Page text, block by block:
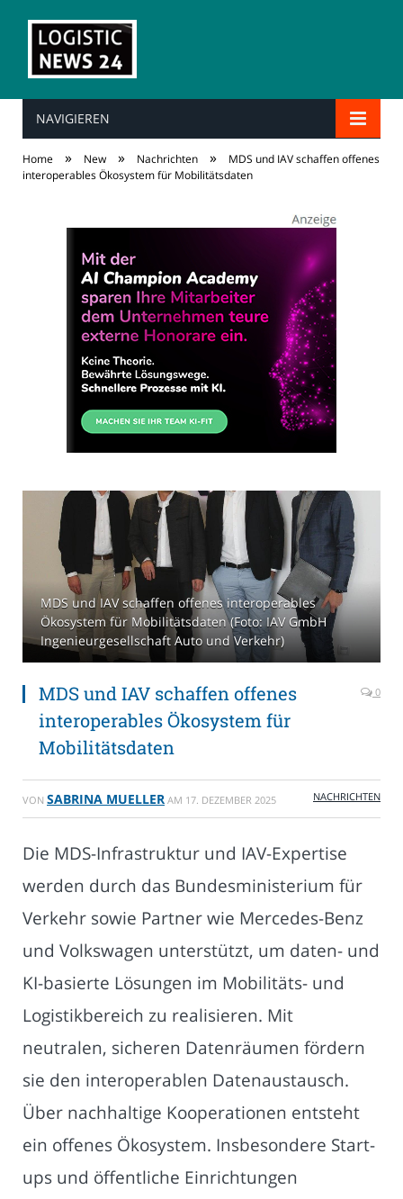
NAVIGIEREN
Home » New » Nachrichten »
MDS und IAV schaffen offenes
interoperables Ökosystem für Mobilitätsdaten
MDS und IAV schaffen offenes interoperables
Ökosystem für Mobilitätsdaten (Foto: IAV GmbH
Ingenieurgesellschaft Auto und Verkehr)
MDS und IAV schaffen offenes
interoperables Ökosystem für
Mobilitätsdaten
0
VON SABRINA MUELLER AM 17. DEZEMBER 2025 NACHRICHTEN
Die MDS-Infrastruktur und IAV-Expertise
werden durch das Bundesministerium für
Verkehr sowie Partner wie Mercedes-Benz
und Volkswagen unterstützt, um daten- und
KI-basierte Lösungen im Mobilitäts- und
Logistikbereich zu realisieren. Mit
neutralen, sicheren Datenräumen fördern
sie den interoperablen Datenaustausch.
Über nachhaltige Kooperationen entsteht
ein offenes Ökosystem. Insbesondere Start-
ups und öffentliche Einrichtungen